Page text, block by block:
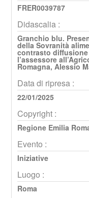
FRER0039787
Didascalia :
Granchio blu.
della Sovranità
contrasto
l’assessore
Romagna, Alessio
Data di ripresa :
22/01/2025
Copyright :
Regione Emilia
Evento :
Iniziative
Luogo :
Roma